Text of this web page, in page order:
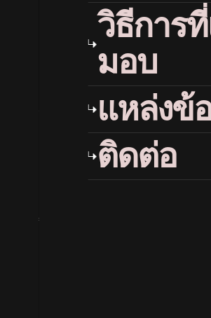
วิธีการที่
มอบ
แหล่งข้
ติดต่อ
a unified view of its high-net-worth
multiple properties and software